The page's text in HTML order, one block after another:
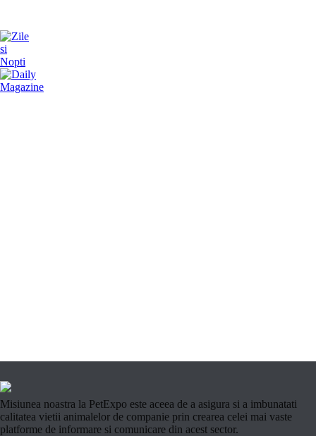
Misiunea noastra la PetExpo este aceea de a asigura si a imbunatati
calitatea vietii animalelor de companie prin crearea celei mai vaste
platforme de informare si comunicare din acest sector.